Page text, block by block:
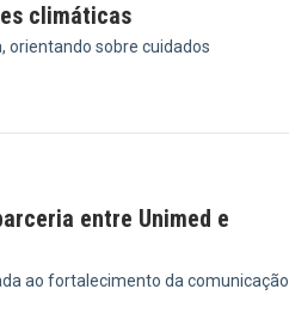
climáticas
orientando sobre cuidados
entre Unimed e
ao fortalecimento da comunicação